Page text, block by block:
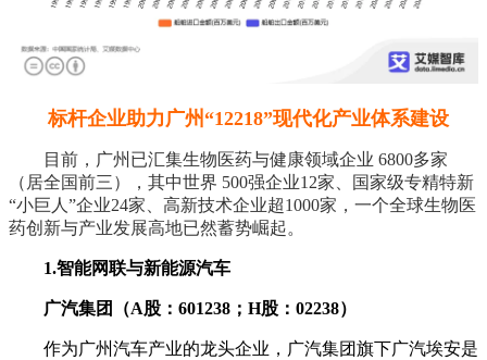
标杆企业助力广州“12218”现代化产业体系建设
目前，广州已汇集生物医药与健康领域企业 6800多家
（居全国前三），其中世界 500强企业12家、国家级专精特新
“小巨人”企业24家、高新技术企业超1000家，一个全球生物医
药创新与产业发展高地已然蓄势崛起。
1.智能网联与新能源汽车
广汽集团（A股：601238；H股：02238）
作为广州汽车产业的龙头企业，广汽集团旗下广汽埃安是